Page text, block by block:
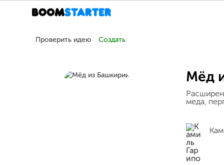
Проверить идею Создать
Мёд
меда,